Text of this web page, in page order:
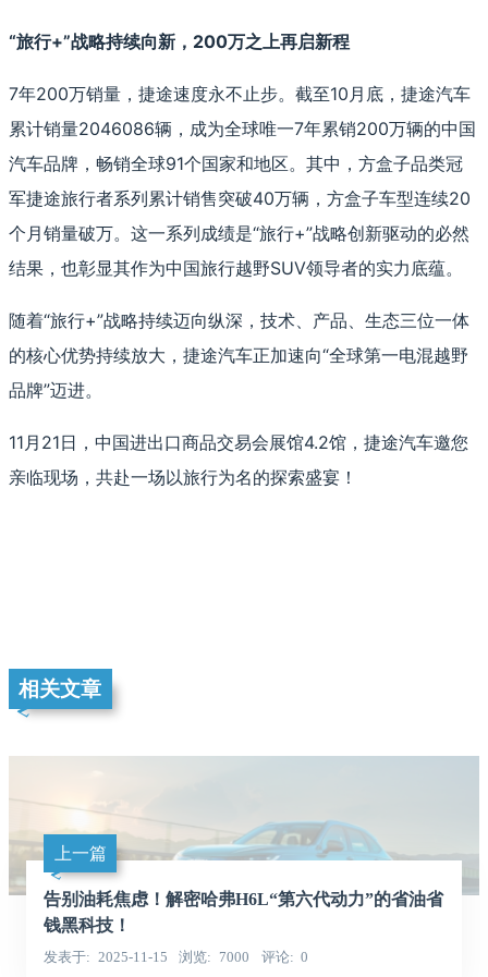
“旅行+”战略持续向新，200万之上再启新程
7年200万销量，捷途速度永不止步。截至10月底，捷途汽车
累计销量2046086辆，成为全球唯一7年累销200万辆的中国
汽车品牌，畅销全球91个国家和地区。其中，方盒子品类冠
军捷途旅行者系列累计销售突破40万辆，方盒子车型连续20
个月销量破万。这一系列成绩是“旅行+”战略创新驱动的必然
结果，也彰显其作为中国旅行越野SUV领导者的实力底蕴。
随着“旅行+”战略持续迈向纵深，技术、产品、生态三位一体
的核心优势持续放大，捷途汽车正加速向“全球第一电混越野
品牌”迈进。
11月21日，中国进出口商品交易会展馆4.2馆，捷途汽车邀您
亲临现场，共赴一场以旅行为名的探索盛宴！
相关文章
上一篇
告别油耗焦虑！解密哈弗H6L“第六代动力”的省油省
钱黑科技！
发表于 2025-11-15 浏览 7000 评论 0